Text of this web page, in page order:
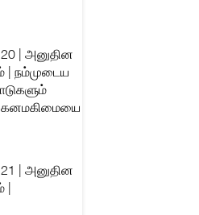
20 | அனுதின
| நம்முடைய
கனமகிமையை
21 | அனுதின